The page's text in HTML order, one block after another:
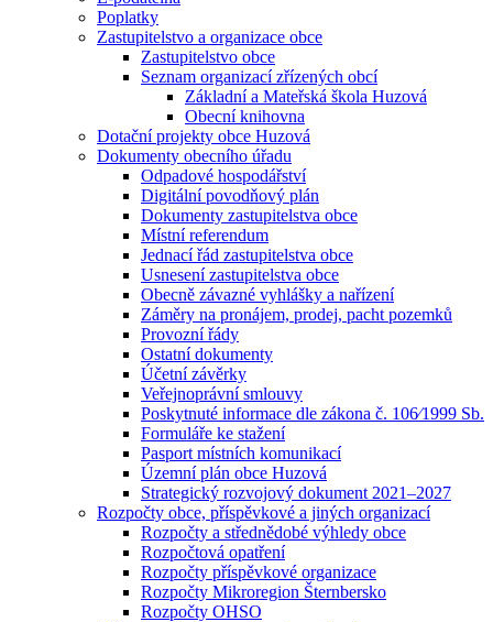
Poplatky
Zastupitelstvo a organizace obce
Zastupitelstvo obce
Seznam organizací zřízených obcí
Základní a Mateřská škola Huzová
Obecní knihovna
Dotační projekty obce Huzová
Dokumenty obecního úřadu
Odpadové hospodářství
Digitální povodňový plán
Dokumenty zastupitelstva obce
Místní referendum
Jednací řád zastupitelstva obce
Usnesení zastupitelstva obce
Obecně závazné vyhlášky a nařízení
Záměry na pronájem, prodej, pacht pozemků
Provozní řády
Ostatní dokumenty
Účetní závěrky
Veřejnoprávní smlouvy
Poskytnuté informace dle zákona č. 106⁄1999 Sb.
Formuláře ke stažení
Pasport místních komunikací
Územní plán obce Huzová
Strategický rozvojový dokument 2021–2027
Rozpočty obce, příspěvkové a jiných organizací
Rozpočty a střednědobé výhledy obce
Rozpočtová opatření
Rozpočty příspěvkové organizace
Rozpočty Mikroregion Šternbersko
Rozpočty OHSO